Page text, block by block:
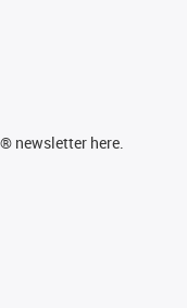
newsletter here.